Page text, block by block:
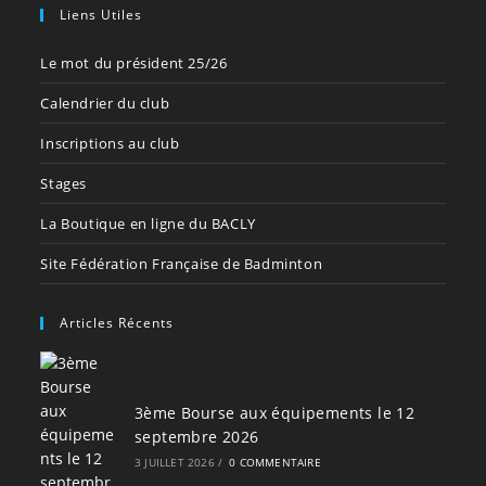
Liens Utiles
Le mot du président 25/26
Calendrier du club
Inscriptions au club
Stages
La Boutique en ligne du BACLY
Site Fédération Française de Badminton
Articles Récents
3ème Bourse aux équipements le 12
septembre 2026
3 JUILLET 2026 / 0 COMMENTAIRE